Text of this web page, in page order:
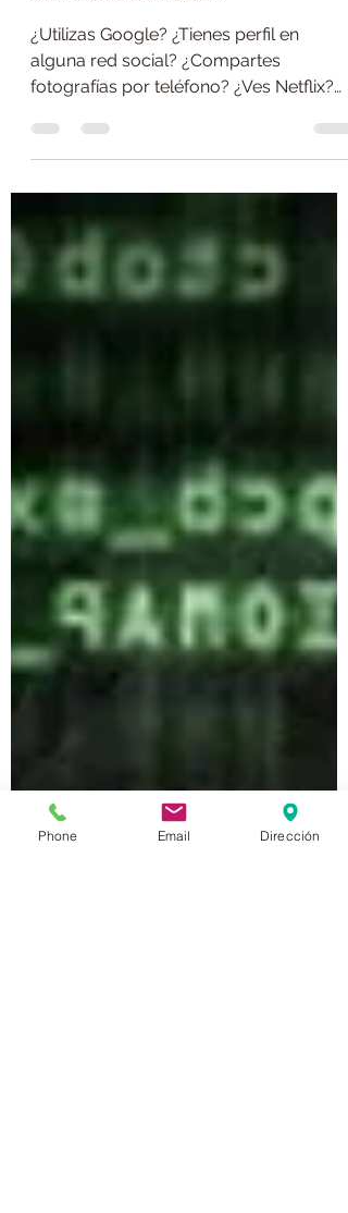
¿Navegar en Internet
sin salvavidas?
alguna red social? ¿Compartes
fotografías por teléfono? ¿Ves Netflix?
¿Escuchas Spotify? Entonces...
Phone Email Dirección